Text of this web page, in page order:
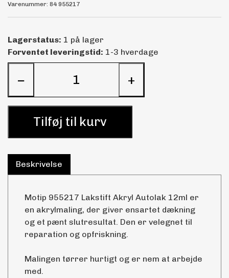
Varenummer: 84 955217
Lagerstatus: 1 på lager
Forventet leveringstid: 1-3 hverdage
− +
Tilføj til kurv
Beskrivelse
Motip 955217 Lakstift Akryl Autolak 12ml er
en akrylmaling, der giver ensartet dækning
og et pænt slutresultat. Den er velegnet til
reparation og opfriskning.
Malingen tørrer hurtigt og er nem at arbejde
med.